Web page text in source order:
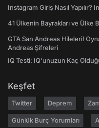
Instagram Giriş Nasıl
41 Ülkenin Bayrakları ve Ülke
GTA San Andreas Hileleri!
Andreas Şifreleri
IQ Testi: IQ'unuzun Kaç
Keşfet
Twitter Deprem
Günlük Burç Yorumları